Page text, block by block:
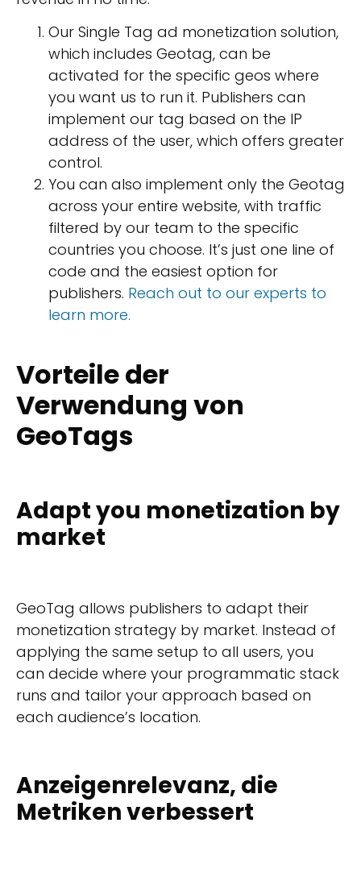
Our Single Tag ad monetization solution,
which includes Geotag, can be
activated for the specific geos where
you want us to run it. Publishers can
implement our tag based on the IP
address of the user, which offers greater
control.
You can also implement only the Geotag
across your entire website, with traffic
filtered by our team to the specific
countries you choose. It’s just one line of
code and the easiest option for
publishers. Reach out to our experts to
learn more.
Vorteile der
Verwendung von
GeoTags
Adapt you monetization by
market
GeoTag allows publishers to adapt their
monetization strategy by market. Instead of
applying the same setup to all users, you
can decide where your programmatic stack
runs and tailor your approach based on
each audience’s location.
Anzeigenrelevanz, die
Metriken verbessert